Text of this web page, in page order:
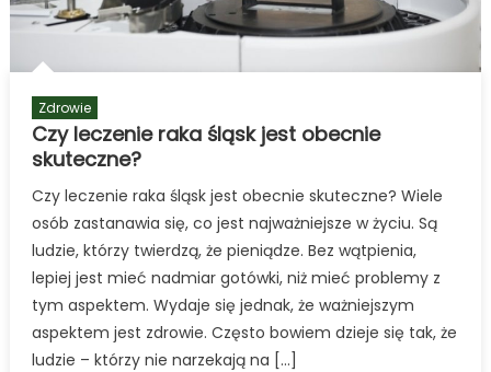
Zdrowie
Czy leczenie raka śląsk jest obecnie
skuteczne?
Czy leczenie raka śląsk jest obecnie skuteczne? Wiele
osób zastanawia się, co jest najważniejsze w życiu. Są
ludzie, którzy twierdzą, że pieniądze. Bez wątpienia,
lepiej jest mieć nadmiar gotówki, niż mieć problemy z
tym aspektem. Wydaje się jednak, że ważniejszym
aspektem jest zdrowie. Często bowiem dzieje się tak, że
ludzie – którzy nie narzekają na […]